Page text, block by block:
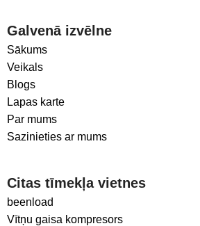
Galvenā izvēlne
Sākums
Veikals
Blogs
Lapas karte
Par mums
Sazinieties ar mums
Citas tīmekļa vietnes
beenload
Vītņu gaisa kompresors